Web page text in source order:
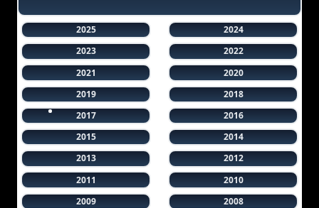
2025
2024
2023
2022
2021
2020
2019
2018
2017
2016
2015
2014
2013
2012
2011
2010
2009
2008